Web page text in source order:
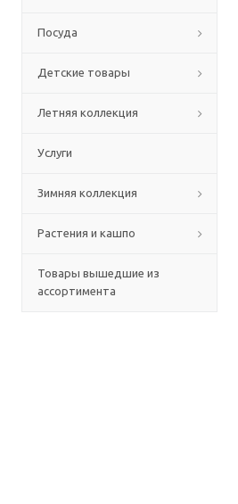
Посуда
Детские товары
Летняя коллекция
Услуги
Зимняя коллекция
Растения и кашпо
Товары вышедшие из
ассортимента